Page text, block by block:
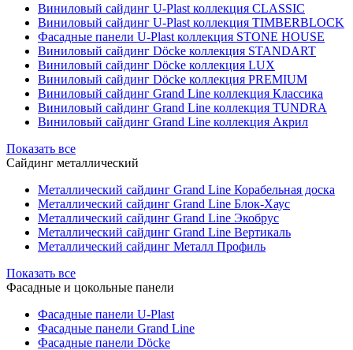
Виниловый сайдинг U-Plast коллекция CLASSIC
Виниловый сайдинг U-Plast коллекция TIMBERBLOCK
Фасадные панели U-Plast коллекция STONE HOUSE
Виниловый сайдинг Döcke коллекция STANDART
Виниловый сайдинг Döcke коллекция LUX
Виниловый сайдинг Döcke коллекция PREMIUM
Виниловый сайдинг Grand Line коллекция Классика
Виниловый сайдинг Grand Line коллекция TUNDRA
Виниловый сайдинг Grand Line коллекция Акрил
Показать все
Сайдинг металлический
Металлический сайдинг Grand Line Корабельная доска
Металлический сайдинг Grand Line Блок-Хаус
Металлический сайдинг Grand Line Экобрус
Металлический сайдинг Grand Line Вертикаль
Металлический сайдинг Металл Профиль
Показать все
Фасадные и цокольные панели
Фасадные панели U-Plast
Фасадные панели Grand Line
Фасадные панели Döcke